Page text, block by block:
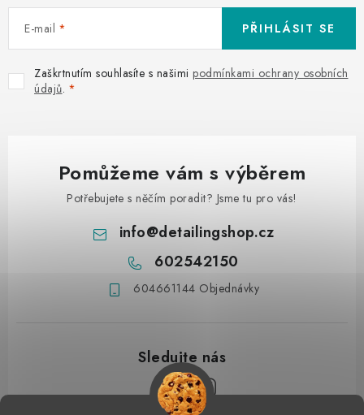
E-mail
Zaškrtnutím souhlasíte s našimi podmínkami ochrany osobních
údajů.
PŘIHLÁSIT SE
Pomůžeme vám s výběrem
Potřebujete s něčím poradit? Jsme tu pro vás!
info@detailingshop.cz
602542150
604661144 Objednávky